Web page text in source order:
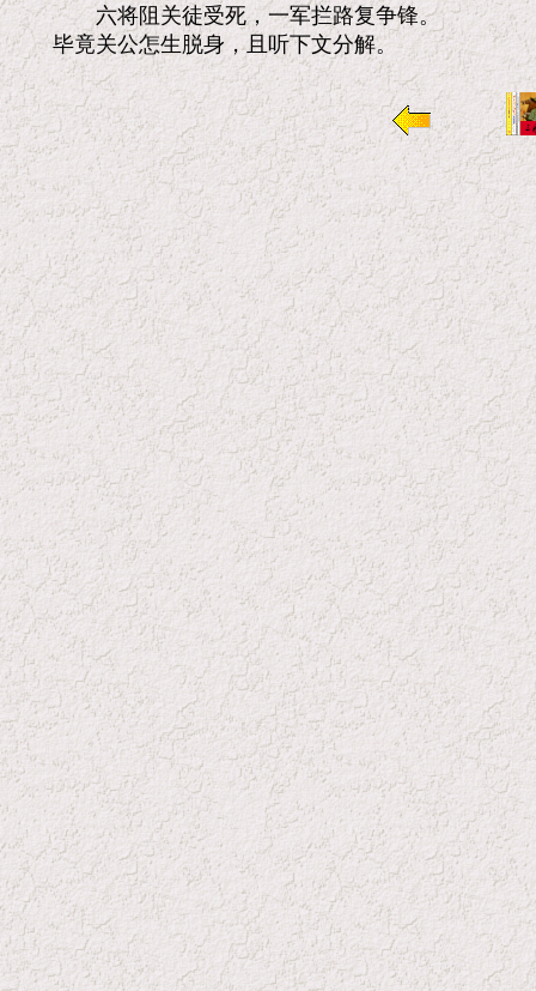
六将阻关徒受死，一军拦路复争锋。